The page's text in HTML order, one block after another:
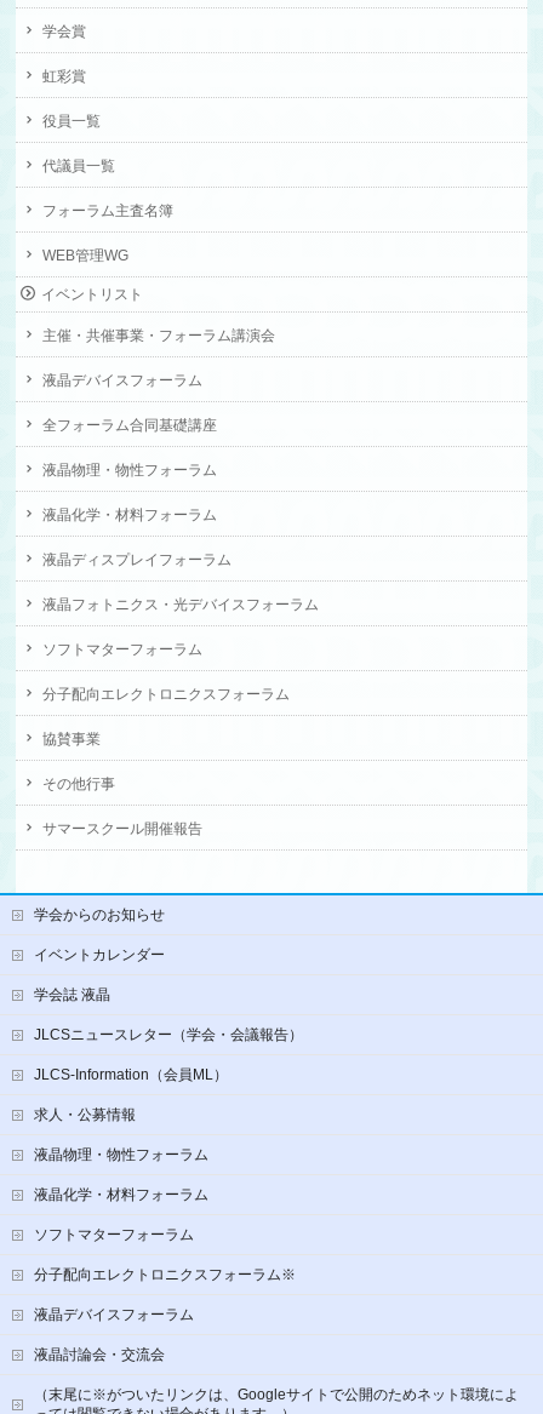
学会賞
虹彩賞
役員一覧
代議員一覧
フォーラム主査名簿
WEB管理WG
イベントリスト
主催・共催事業・フォーラム講演会
液晶デバイスフォーラム
全フォーラム合同基礎講座
液晶物理・物性フォーラム
液晶化学・材料フォーラム
液晶ディスプレイフォーラム
液晶フォトニクス・光デバイスフォーラム
ソフトマターフォーラム
分子配向エレクトロニクスフォーラム
協賛事業
その他行事
サマースクール開催報告
学会からのお知らせ
イベントカレンダー
学会誌 液晶
JLCSニュースレター（学会・会議報告）
JLCS-Information（会員ML）
求人・公募情報
液晶物理・物性フォーラム
液晶化学・材料フォーラム
ソフトマターフォーラム
分子配向エレクトロニクスフォーラム※
液晶デバイスフォーラム
液晶討論会・交流会
（末尾に※がついたリンクは、Googleサイトで公開のためネット環境によ